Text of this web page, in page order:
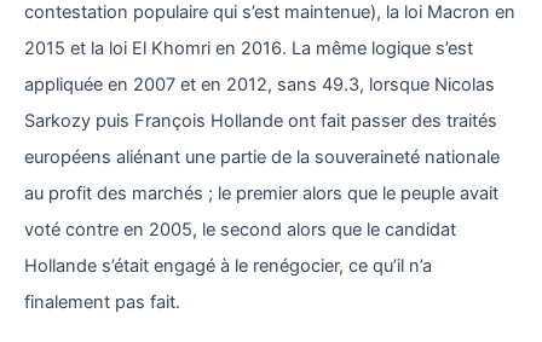
contestation populaire qui s’est maintenue), la loi Macron en
2015 et la loi El Khomri en 2016. La même logique s’est
appliquée en 2007 et en 2012, sans 49.3, lorsque Nicolas
Sarkozy puis François Hollande ont fait passer des traités
européens aliénant une partie de la souveraineté nationale
au profit des marchés ; le premier alors que le peuple avait
voté contre en 2005, le second alors que le candidat
Hollande s’était engagé à le renégocier, ce qu’il n’a
finalement pas fait.